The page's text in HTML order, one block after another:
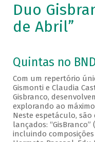
Duo
de Abril”
Quintas no
Com um repertório
Gismonti e Claudia
Gisbranco,
explorando ao
Neste espetáculo, são
lançados: “GisBranco”
incluindo